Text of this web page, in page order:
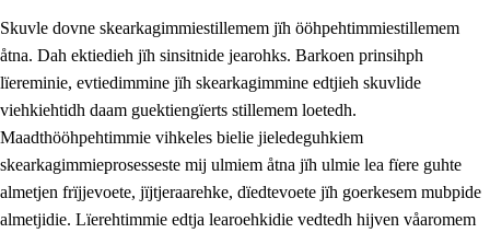
Skuvle dovne skearkagimmiestillemem jïh ööhpehtimmiestillemem
åtna. Dah ektiedieh jïh sinsitnide jearohks. Barkoen prinsihph
lïereminie, evtiedimmine jïh skearkagimmine edtjieh skuvlide
viehkiehtidh daam guektiengïerts stillemem loetedh.
Maadthööhpehtimmie vihkeles bielie jieledeguhkiem
skearkagimmieprosesseste mij ulmiem åtna jïh ulmie lea fïere guhte
almetjen frïjjevoete, jïjtjeraarehke, dïedtevoete jïh goerkesem mubpide
almetjidie. Lïerehtimmie edtja learoehkidie vedtedh hijven våaromem